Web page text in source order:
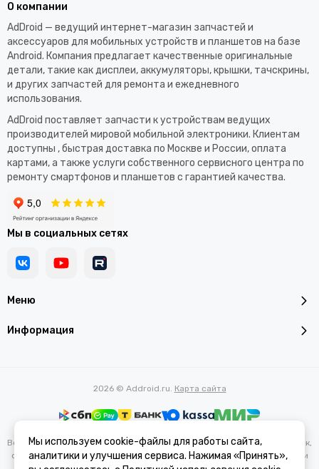
Меню
Информация
О компании
AdDroid — ведущий интернет-магазин запчастей и
аксессуаров для мобильных устройств и планшетов на базе
Android. Компания предлагает качественные оригинальные
детали, такие как дисплеи, аккумуляторы, крышки, тачскрины,
и других запчастей для ремонта и ежедневного
использования.​
AdDroid поставляет запчасти к устройствам ведущих
производителей мировой мобильной электроники. Клиентам
доступны , быстрая доставка по Москве и России, оплата
картами, а также услуги собственного сервисного центра по
ремонту смартфонов и планшетов с гарантией качества.
Мы в социальных сетях
2026 © Addroid.ru. Карта сайта
Вся представленная на сайте информация, касающаяся характеристик,
стоимости товаров и услуг, носит информационный характер и ни при
Мы используем cookie-файлы для работы сайта,
аналитики и улучшения сервиса. Нажимая «Принять»,